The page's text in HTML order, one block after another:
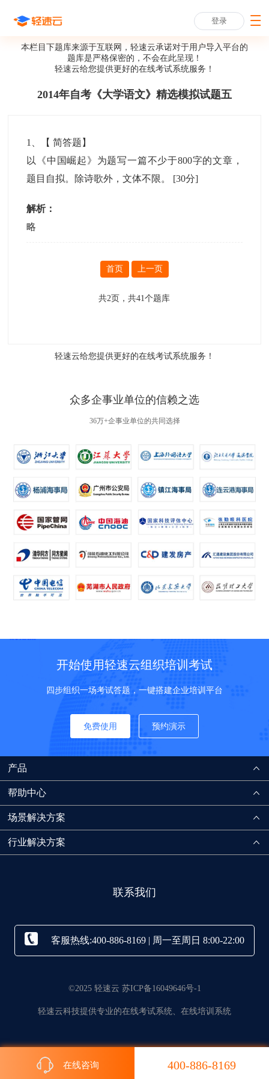
登录
本栏目下题库来源于互联网，轻速云承诺对于用户导入平台的
题库是严格保密的，不会在此呈现！
轻速云给您提供更好的在线考试系统服务！
2014年自考《大学语文》精选模拟试题五
1 、【简答题 】
以《中国崛起》为题写一篇不少于800字的文章，
题目自拟。除诗歌外，文体不限。 [30分]
解析：
略
首页 上一页
共2页，共41个题库
轻速云给您提供更好的在线考试系统服务！
众多企事业单位的信赖之选
36万+企事业单位的共同选择
开始使用轻速云组织培训考试
四步组织一场考试答题，一键搭建企业培训平台
免费使用 预约演示
产品
帮助中心
场景解决方案
行业解决方案
联系我们
客服热线:400-886-8169 | 周一至周日 8:00-22:00
©2025 轻速云 苏ICP备16049646号-1
轻速云科技提供专业的在线考试系统、在线培训系统
在线咨询 400-886-8169